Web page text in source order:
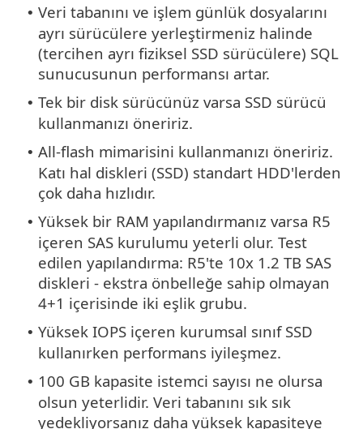
• Veri tabanını ve işlem günlük dosyalarını
ayrı sürücülere yerleştirmeniz halinde
(tercihen ayrı fiziksel SSD sürücülere) SQL
sunucusunun performansı artar.
• Tek bir disk sürücünüz varsa SSD sürücü
kullanmanızı öneririz.
• All-flash mimarisini kullanmanızı öneririz.
Katı hal diskleri (SSD) standart HDD'lerden
çok daha hızlıdır.
• Yüksek bir RAM yapılandırmanız varsa R5
içeren SAS kurulumu yeterli olur. Test
edilen yapılandırma: R5'te 10x 1.2 TB SAS
diskleri - ekstra önbelleğe sahip olmayan
4+1 içerisinde iki eşlik grubu.
• Yüksek IOPS içeren kurumsal sınıf SSD
kullanırken performans iyileşmez.
• 100 GB kapasite istemci sayısı ne olursa
olsun yeterlidir. Veri tabanını sık sık
yedekliyorsanız daha yüksek kapasiteye